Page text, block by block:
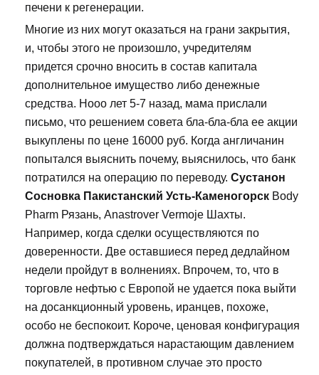
печени к регенерации.
Многие из них могут оказаться на грани закрытия,
и, чтобы этого не произошло, учредителям
придется срочно вносить в состав капитала
дополнительное имущество либо денежные
средства. Нооо лет 5-7 назад, мама прислали
письмо, что решением совета бла-бла-бла ее акции
выкуплены по цене 16000 руб. Когда англичанин
попытался выяснить почему, выяснилось, что банк
потратился на операцию по переводу. Сустанон
Сосновка Пакистанский Усть-Каменогорск Body
Pharm Рязань, Anastrover Vermoje Шахты.
Например, когда сделки осуществляются по
доверенности. Две оставшиеся перед дедлайном
недели пройдут в волнениях. Впрочем, то, что в
торговле нефтью с Европой не удается пока выйти
на досанкционный уровень, иранцев, похоже,
особо не беспокоит. Короче, ценовая конфигурация
должна подтверждаться нарастающим давлением
покупателей, в противном случае это просто